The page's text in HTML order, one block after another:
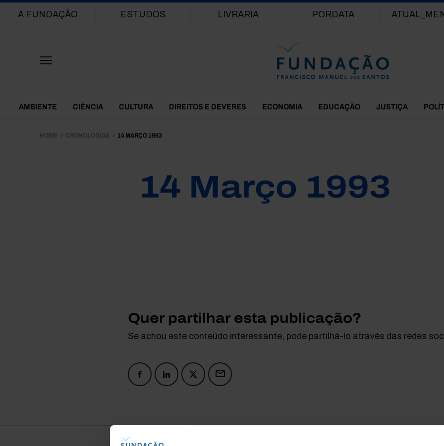
Main navigation
A FUNDAÇÃO ESTUDOS LIVRARIA PORDATA
Themes Menu
AMBIENTE CIÊNCIA CULTURA DIREITOS E DEVERES ECONOMIA EDUCAÇÃO JUSTIÇA
HOME CRONOLOGIAS 14 MARÇO 1993
14 Março 1993
Quer partilhar esta publicação?
Se achou este conteúdo interessante, pode partilhá-lo através das redes